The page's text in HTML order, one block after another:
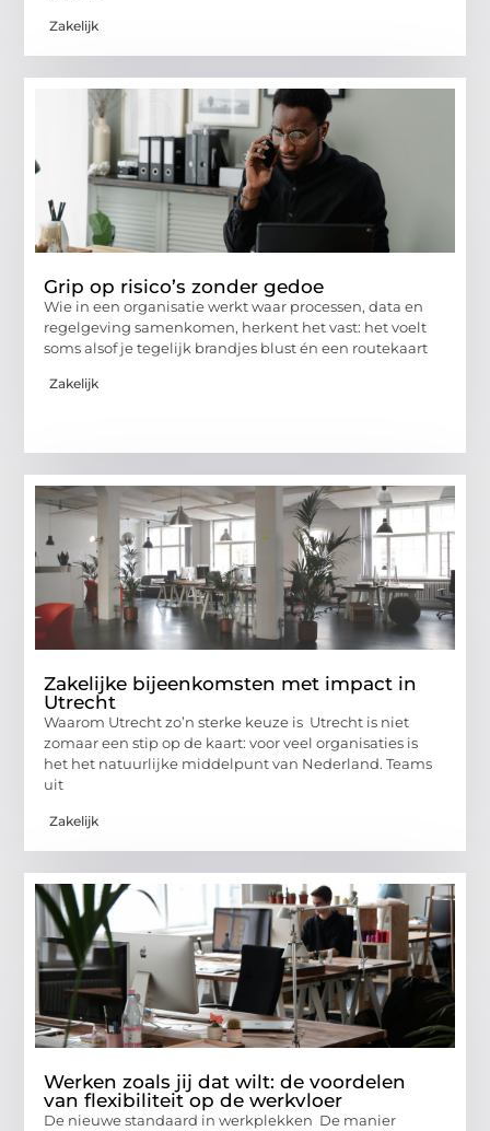
Zakelijk
Grip op risico’s zonder gedoe
Wie in een organisatie werkt waar processen, data en
regelgeving samenkomen, herkent het vast: het voelt
soms alsof je tegelijk brandjes blust én een routekaart
Zakelijk
Zakelijke bijeenkomsten met impact in
Utrecht
Waarom Utrecht zo’n sterke keuze is Utrecht is niet
zomaar een stip op de kaart: voor veel organisaties is
het het natuurlijke middelpunt van Nederland. Teams
uit
Zakelijk
Werken zoals jij dat wilt: de voordelen
van flexibiliteit op de werkvloer
De nieuwe standaard in werkplekken De manier